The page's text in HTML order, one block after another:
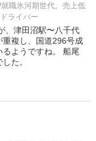
職氷河期世代。売上低
ライバー
、津田沼駅〜八千代
複し、国道296号成
ようですね。 船尾
た。